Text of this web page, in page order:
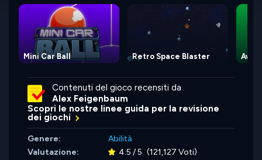
Mini Car Ball Retro Space Blaster
Contenuti del gioco recensiti da
Alex Feigenbaum
Scopri le nostre linee guida per la revisione
dei giochi
Genere:
Abilità
Valutazione:
4.5 / 5 (121,127 Voti)